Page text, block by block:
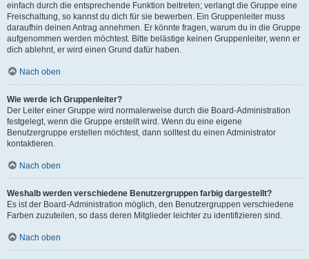
einfach durch die entsprechende Funktion beitreten; verlangt die Gruppe eine
Freischaltung, so kannst du dich für sie bewerben. Ein Gruppenleiter muss
daraufhin deinen Antrag annehmen. Er könnte fragen, warum du in die Gruppe
aufgenommen werden möchtest. Bitte belästige keinen Gruppenleiter, wenn er
dich ablehnt, er wird einen Grund dafür haben.
Nach oben
Wie werde ich Gruppenleiter?
Der Leiter einer Gruppe wird normalerweise durch die Board-Administration
festgelegt, wenn die Gruppe erstellt wird. Wenn du eine eigene
Benutzergruppe erstellen möchtest, dann solltest du einen Administrator
kontaktieren.
Nach oben
Weshalb werden verschiedene Benutzergruppen farbig dargestellt?
Es ist der Board-Administration möglich, den Benutzergruppen verschiedene
Farben zuzuteilen, so dass deren Mitglieder leichter zu identifizieren sind.
Nach oben